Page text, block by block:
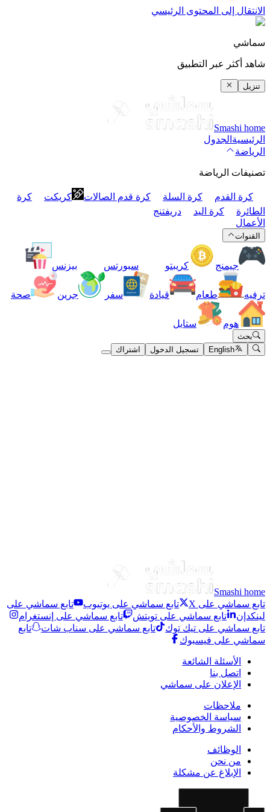
الانتقال إلى المحتوى الرئيسي
سماشي
شاهد أكثر عبر التطبيق
تنزيل
Smashi home
الرئيسية الجدول
الرياضة
تصنيفات الرياضة
كرة القدم كرة السلة كرة قدم الصالات كريكت
كرة
الطائرة
كرة اليد
دريفتنج
الأعمال
القنوات
جيمنج كريبتو سبورتس بيزنس
ترفيه طعام قيادة سفر جرين صحة
هوم ستايل
بحث
English
تسجيل الدخول اشتراك
Smashi home
تابع سماشي على X
تابع سماشي على يوتيوب
تابع سماشي على
لينكدإن
تابع سماشي على تويتش
تابع سماشي على إنستغرام
تابع سماشي على تيك توك
تابع سماشي على سناب شات
تابع
سماشي على فيسبوك
الأسئلة الشائعة
اتصل بنا
الإعلان على سماشي
ملاحظات
سياسة الخصوصية
الشروط والأحكام
الوظائف
من نحن
الإبلاغ عن مشكلة